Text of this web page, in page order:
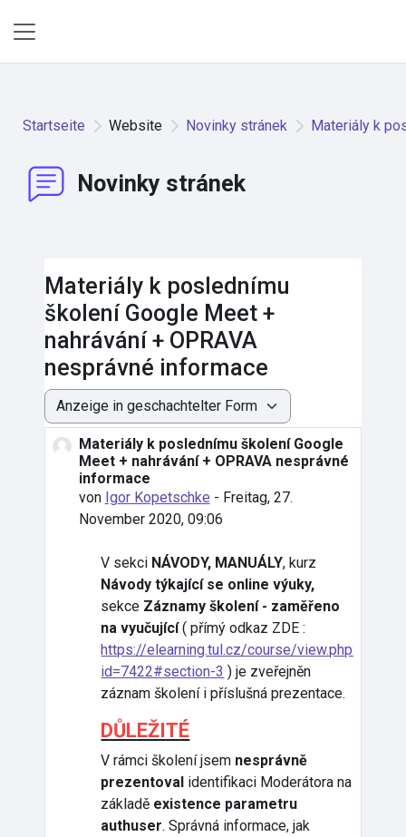
Startseite Website Novinky stránek Materiály k
Novinky stránek
Materiály k poslednímu
školení Google Meet +
nahrávání + OPRAVA
nesprávné informace
Anzeigemodus
Materiály k poslednímu školení Google
Meet + nahrávání + OPRAVA nesprávné
informace
von Igor Kopetschke - Freitag, 27.
November 2020, 09:06
Anzahl Antworten: 0
V sekci NÁVODY, MANUÁLY, kurz
Návody týkající se online výuky,
sekce Záznamy školení - zaměřeno
na vyučující( přímý odkaz ZDE :
https://elearning.tul.cz/course/view.php?
id=7422#section-3 ) je zveřejněn
záznam školení i příslušná prezentace.
DŮLEŽITÉ
V rámci školení jsem nesprávně
prezentoval identifikaci Moderátora na
základě existence parametru
authuser. Správná informace, jak